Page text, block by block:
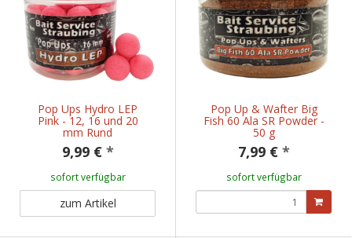
Pop Ups Hydro LEP
Pink - 12, 16 und 20
mm Rund
9,99 € *
sofort verfügbar
zum Artikel
Pop Up & Wafter Big
Fish 60 Ala SR Powder -
50 g
7,99 € *
sofort verfügbar